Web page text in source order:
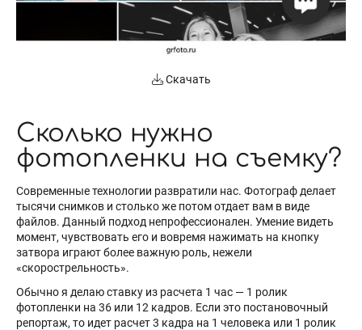
Скачать
Сколько нужно
фотопленки на съемку?
Современные технологии развратили нас. Фотограф делает
тысячи снимков и столько же потом отдает вам в виде
файлов. Данный подход непрофессионален. Умение видеть
момент, чувствовать его и вовремя нажимать на кнопку
затвора играют более важную роль, нежели
«скорострельность».
Обычно я делаю ставку из расчета 1 час — 1 ролик
фотопленки на 36 или 12 кадров. Если это постановочный
репортаж, то идет расчет 3 кадра на 1 человека или 1 ролик